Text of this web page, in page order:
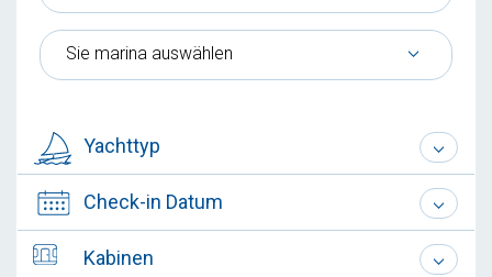
Sie marina auswählen
Yachttyp
Check-in Datum
Kabinen